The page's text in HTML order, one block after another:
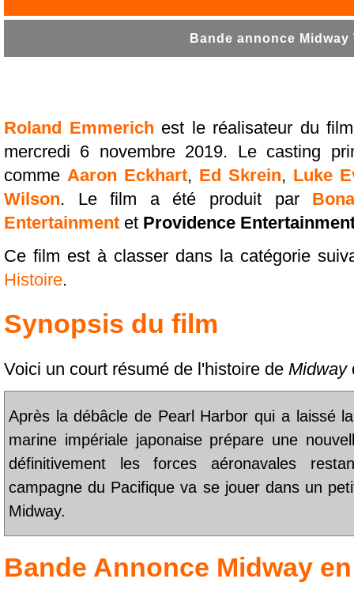
Bande annonce Midway
Roland Emmerich est le réalisateur du
mercredi 6 novembre 2019. Le casting
comme Aaron Eckhart, Ed Skrein, Luke
Wilson. Le film a été produit par
Entertainment et Providence
Ce film est à classer dans la catégorie
Histoire.
Synopsis du film
Voici un court résumé de l'histoire de Midway
Après la débâcle de Pearl Harbor qui a laissé
marine impériale japonaise prépare une
définitivement les forces aéronavales
campagne du Pacifique va se jouer dans un
Midway.
Bande Annonce Midway